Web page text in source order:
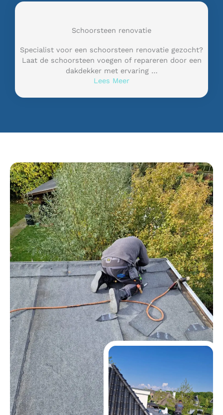
Schoorsteen renovatie
Specialist voor een schoorsteen renovatie gezocht?
Laat de schoorsteen voegen of repareren door een
dakdekker met ervaring …
Lees Meer